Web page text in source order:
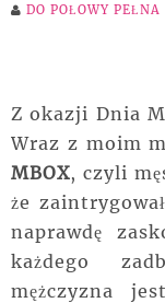
DO POŁOWY PEŁNA
Z okazji Dnia
Wraz z moim
MBOX, czyli
że
naprawdę
każdego
mężczyzna